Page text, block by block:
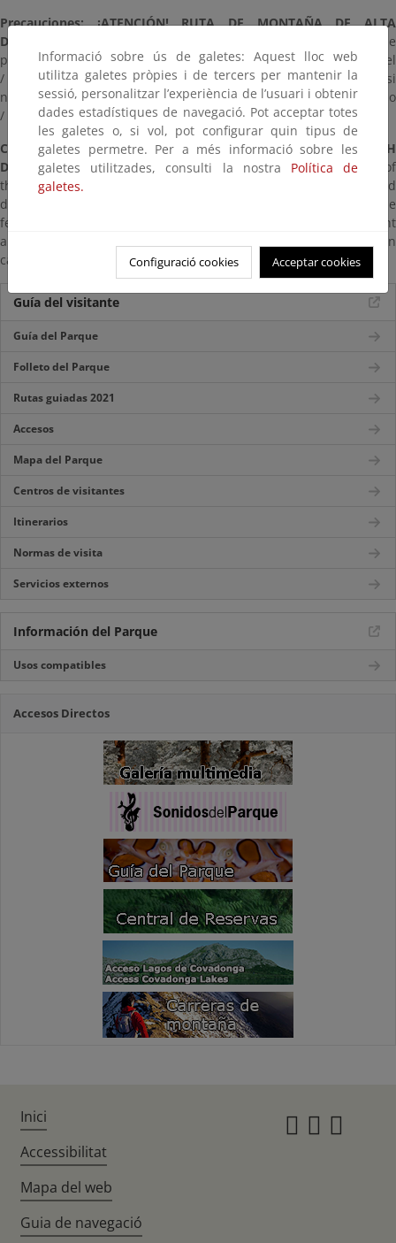
Precauciones:
¡ATENCIÓN! RUTA DE MONTAÑA DE ALTA
DIFICULTAD
/ Este recorrido ha sido descatalogado como ruta de
pequeño recorrido por su extrema peligrosidad y elevado desnivel
/ Precipicio sin protección lateral / Absténgase de hacer la ruta si
no se cuenta con suficiente preparación física y equipo adecuado
/ Precaución especial con nieve o niebla.
Caution notes: WARNING! MOUNTAIN TRAIL OF HIGH
DIFFICULTY/ Very big difference of altitude / This route is out of
the list of the short tour trail because is extremely hard and
dangerous / The trail goes down the canyon and has not side
fence Start walking only in case you carry appropriate equipment
and you have good physical condition / Special precautions in
case of snow or fog.
Guía del visitante
Guía del Parque
Folleto del Parque
Rutas guiadas 2021
Accesos
Mapa del Parque
Centros de visitantes
Itinerarios
Normas de visita
Servicios externos
Información del Parque
Usos compatibles
Accesos Directos
Informació sobre ús de galetes: Aquest lloc web
utilitza galetes pròpies i de tercers per mantenir la
sessió, personalitzar l’experiència de l’usuari i obtenir
dades estadístiques de navegació. Pot acceptar totes
les galetes o, si vol, pot configurar quin tipus de
galetes permetre. Per a més informació sobre les
galetes utilitzades, consulti la nostra Política de
galetes.
Configuració cookies Acceptar cookies
Inici
Accessibilitat
Mapa del web
Guia de navegació